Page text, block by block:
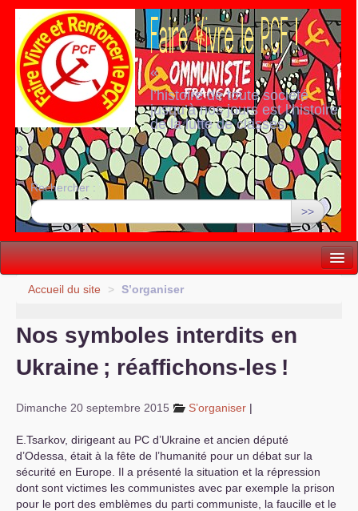
«
l’histoire de toute société
jusqu’à nos jours est l’histoire
de la lutte de classes
»
Rechercher :
>>
Vie politique
Internationale
Comprendre...
Vie du site
Accueil du site > S’organiser
Nos symboles interdits en
Ukraine ; réaffichons-les !
Dimanche 20 septembre 2015 S’organiser |
E.Tsarkov, dirigeant au PC d’Ukraine et ancien député
d’Odessa, était à la fête de l’humanité pour un débat sur la
sécurité en Europe. Il a présenté la situation et la répression
dont sont victimes les communistes avec par exemple la prison
pour le port des emblèmes du parti communiste, la faucille et le